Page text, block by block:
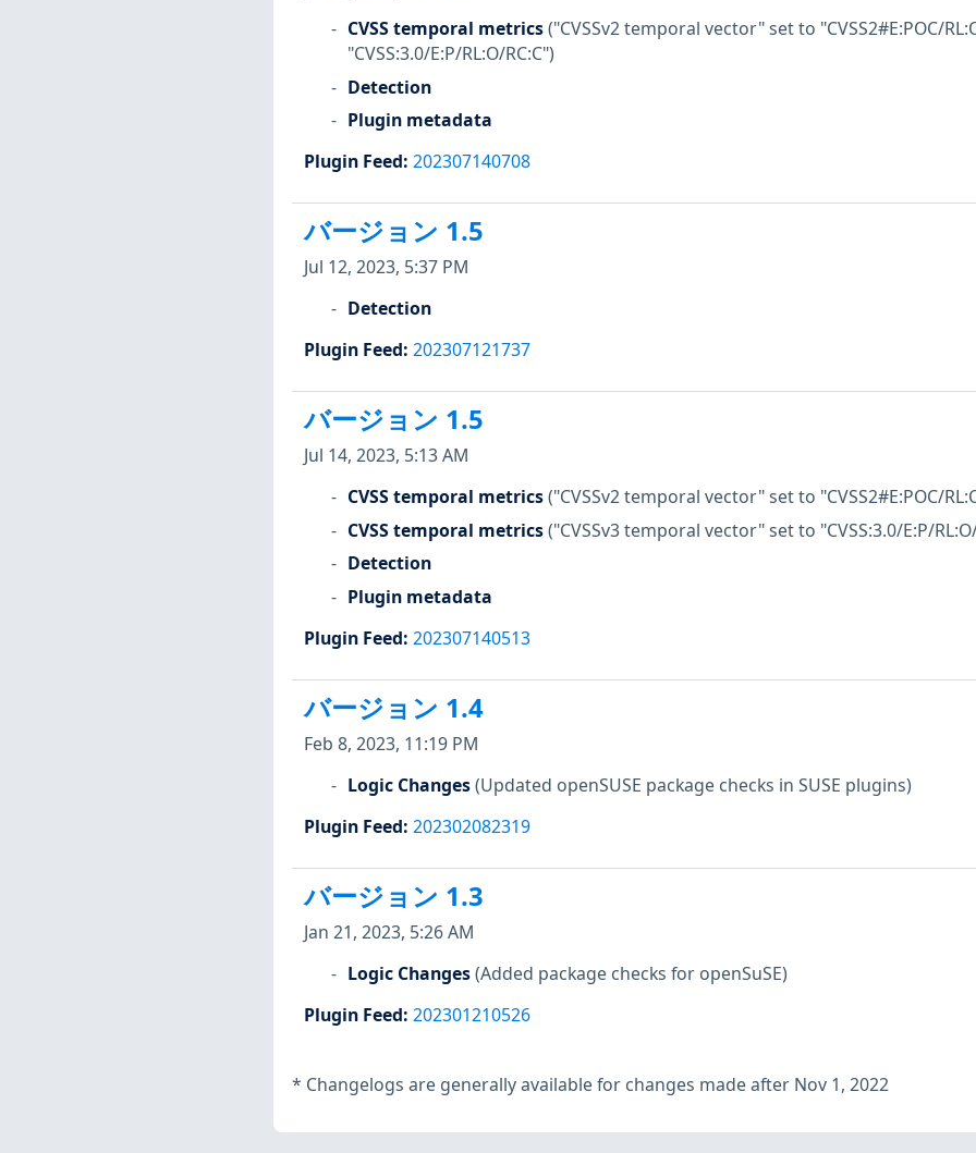
CVSS temporal metrics("CVSSv2 temporal vector" set to "CVSS2#E:POC/
"CVSS:3.0/E:P/RL:O/RC:C")
Detection
Plugin metadata
Plugin Feed: 202307140708
バージョン 1.5
Jul 12, 2023, 5:37 PM
Detection
Plugin Feed: 202307121737
バージョン 1.5
Jul 14, 2023, 5:13 AM
CVSS temporal metrics("CVSSv2 temporal vector" set to "CVSS2#E:POC/
CVSS temporal metrics("CVSSv3 temporal vector" set to "CVSS:3.0/E:P/
Detection
Plugin metadata
Plugin Feed: 202307140513
バージョン 1.4
Feb 8, 2023, 11:19 PM
Logic Changes(Updated openSUSE package checks in SUSE plugins)
Plugin Feed: 202302082319
バージョン 1.3
Jan 21, 2023, 5:26 AM
Logic Changes(Added package checks for openSuSE)
Plugin Feed: 202301210526
* Changelogs are generally available for changes made after Nov 1, 2022